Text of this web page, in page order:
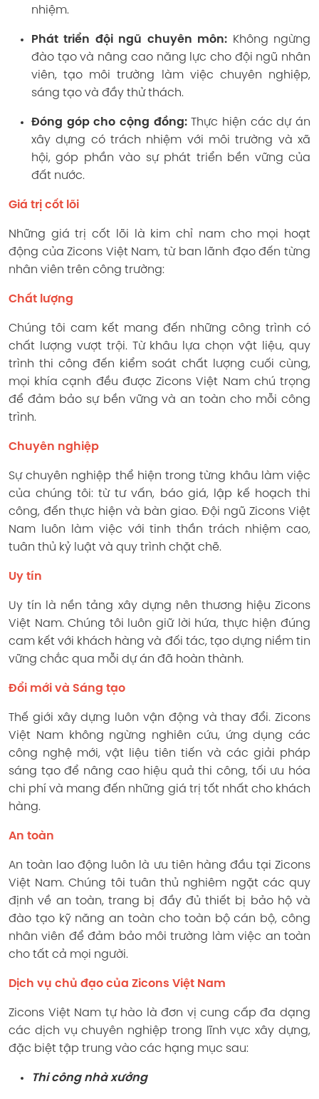
nhiệm.
Phát triển đội ngũ chuyên môn: Không ngừng
đào tạo và nâng cao năng lực cho đội ngũ nhân
viên, tạo môi trường làm việc chuyên nghiệp,
sáng tạo và đầy thử thách.
Đóng góp cho cộng đồng:Thực hiện các dự án
xây dựng có trách nhiệm với môi trường và xã
hội, góp phần vào sự phát triển bền vững của
đất nước.
Giá trị cốt lõi
Những giá trị cốt lõi là kim chỉ nam cho mọi hoạt
động của Zicons Việt Nam, từ ban lãnh đạo đến từng
nhân viên trên công trường:
Chất lượng
Chúng tôi cam kết mang đến những công trình có
chất lượng vượt trội. Từ khâu lựa chọn vật liệu, quy
trình thi công đến kiểm soát chất lượng cuối cùng,
mọi khía cạnh đều được Zicons Việt Nam chú trọng
để đảm bảo sự bền vững và an toàn cho mỗi công
trình.
Chuyên nghiệp
Sự chuyên nghiệp thể hiện trong từng khâu làm việc
của chúng tôi: từ tư vấn, báo giá, lập kế hoạch thi
công, đến thực hiện và bàn giao. Đội ngũ Zicons Việt
Nam luôn làm việc với tinh thần trách nhiệm cao,
tuân thủ kỷ luật và quy trình chặt chẽ.
Uy tín
Uy tín là nền tảng xây dựng nên thương hiệu Zicons
Việt Nam. Chúng tôi luôn giữ lời hứa, thực hiện đúng
cam kết với khách hàng và đối tác, tạo dựng niềm tin
vững chắc qua mỗi dự án đã hoàn thành.
Đổi mới và Sáng tạo
Thế giới xây dựng luôn vận động và thay đổi. Zicons
Việt Nam không ngừng nghiên cứu, ứng dụng các
công nghệ mới, vật liệu tiên tiến và các giải pháp
sáng tạo để nâng cao hiệu quả thi công, tối ưu hóa
chi phí và mang đến những giá trị tốt nhất cho khách
hàng.
An toàn
An toàn lao động luôn là ưu tiên hàng đầu tại Zicons
Việt Nam. Chúng tôi tuân thủ nghiêm ngặt các quy
định về an toàn, trang bị đầy đủ thiết bị bảo hộ và
đào tạo kỹ năng an toàn cho toàn bộ cán bộ, công
nhân viên để đảm bảo môi trường làm việc an toàn
cho tất cả mọi người.
Dịch vụ chủ đạo của Zicons Việt Nam
Zicons Việt Nam tự hào là đơn vị cung cấp đa dạng
các dịch vụ chuyên nghiệp trong lĩnh vực xây dựng,
đặc biệt tập trung vào các hạng mục sau:
Thi công nhà xưởng